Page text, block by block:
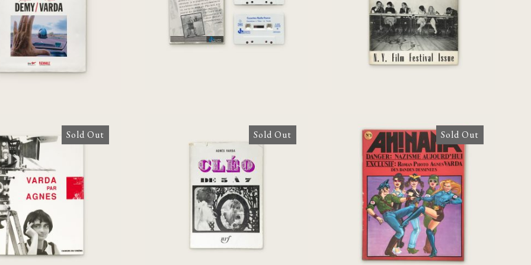
€45,00 €120,00
Festival Issue
Sold Out
par Agnes
[inscribed]
Sold Out
Cléo de 5 à 7
Sold Out
AH! NANA . Danger:
Nazisme Aujourd’hui N°3